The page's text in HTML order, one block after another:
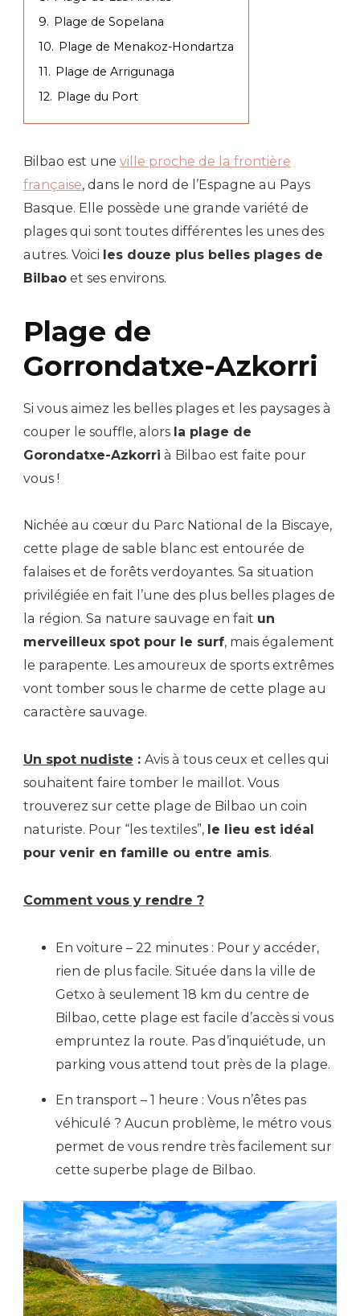
9. Plage de Sopelana
10. Plage de Menakoz-Hondartza
11. Plage de Arrigunaga
12. Plage du Port
Bilbao est une ville proche de la frontière
française, dans le nord de l’Espagne au Pays
Basque. Elle possède une grande variété de
plages qui sont toutes différentes les unes des
autres. Voici les douze plus belles plages de
Bilbao et ses environs.
Plage de
Gorrondatxe-Azkorri
Si vous aimez les belles plages et les paysages à
couper le souffle, alors la plage de
Gorondatxe-Azkorri à Bilbao est faite pour
vous !
Nichée au cœur du Parc National de la Biscaye,
cette plage de sable blanc est entourée de
falaises et de forêts verdoyantes. Sa situation
privilégiée en fait l’une des plus belles plages de
la région. Sa nature sauvage en fait un
merveilleux spot pour le surf, mais également
le parapente. Les amoureux de sports extrêmes
vont tomber sous le charme de cette plage au
caractère sauvage.
Un spot nudiste : Avis à tous ceux et celles qui
souhaitent faire tomber le maillot. Vous
trouverez sur cette plage de Bilbao un coin
naturiste. Pour “les textiles”, le lieu est idéal
pour venir en famille ou entre amis.
Comment vous y rendre ?
En voiture – 22 minutes : Pour y accéder,
rien de plus facile. Située dans la ville de
Getxo à seulement 18 km du centre de
Bilbao, cette plage est facile d’accès si vous
empruntez la route. Pas d’inquiétude, un
parking vous attend tout près de la plage.
En transport – 1 heure : Vous n’êtes pas
véhiculé ? Aucun problème, le métro vous
permet de vous rendre très facilement sur
cette superbe plage de Bilbao.